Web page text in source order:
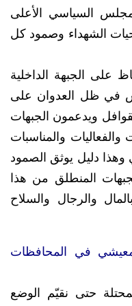
السياسي الأعلى
الشهداء وصمود كل
على الجبهة الداخلية
في ظل العدوان على
ويدعمون الجبهات
والمناسبات
وهذا دليل يوثق الصمود
المنطلق من هذا
والرجال والسلاح
في المحافظات
حتى نقيّم الوضع